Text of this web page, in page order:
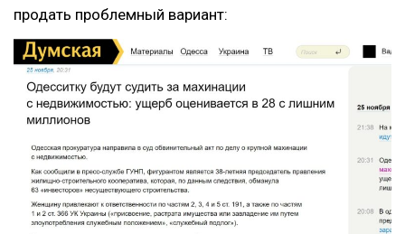
продать проблемный вариант: